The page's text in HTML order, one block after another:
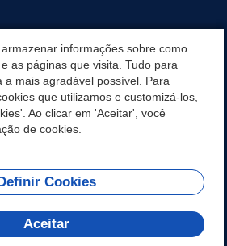
informações sobre como
as páginas que visita. Tudo para
a mais agradável possível. Para
que utilizamos e customizá-los,
Ao clicar em 'Aceitar', você
de cookies.
Cookies
Aceitar